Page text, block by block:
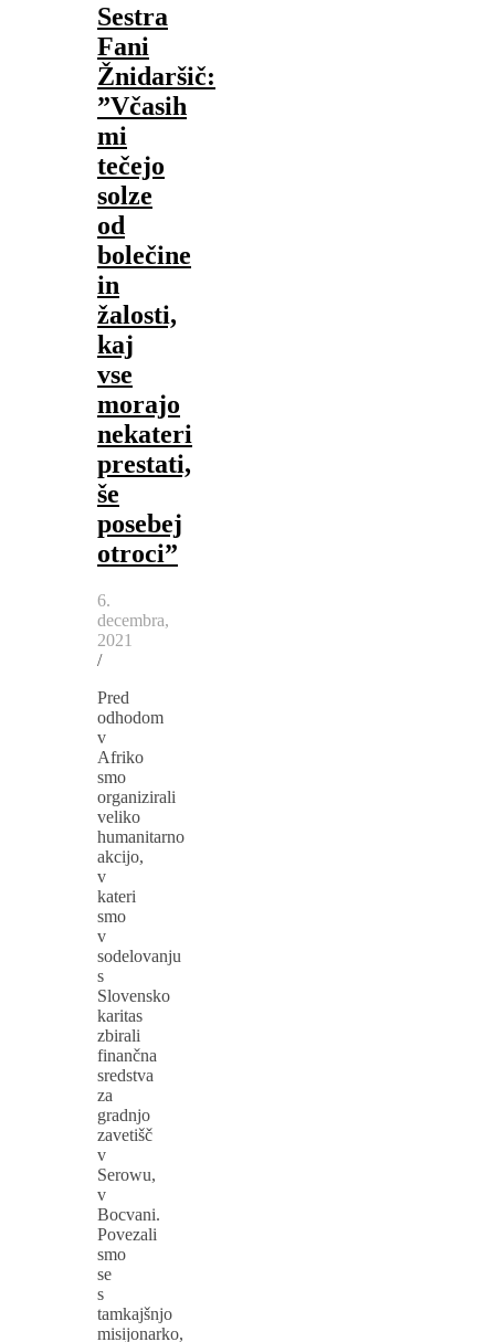
Sestra
Fani
Žnidaršič:
”Včasih
mi
tečejo
solze
od
bolečine
in
žalosti,
kaj
vse
morajo
nekateri
prestati,
še
posebej
otroci”
6.
decembra,
2021
/
Pred
odhodom
v
Afriko
smo
organizirali
veliko
humanitarno
akcijo,
v
kateri
smo
v
sodelovanju
s
Slovensko
karitas
zbirali
finančna
sredstva
za
gradnjo
zavetišč
v
Serowu,
v
Bocvani.
Povezali
smo
se
s
tamkajšnjo
misijonarko,